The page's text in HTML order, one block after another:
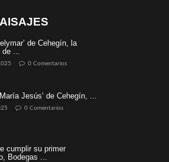
de Cehegín, la
...
0 Comentarios
Jesús’ de Cehegín, ...
0 Comentarios
cumplir su primer
Bodegas ...